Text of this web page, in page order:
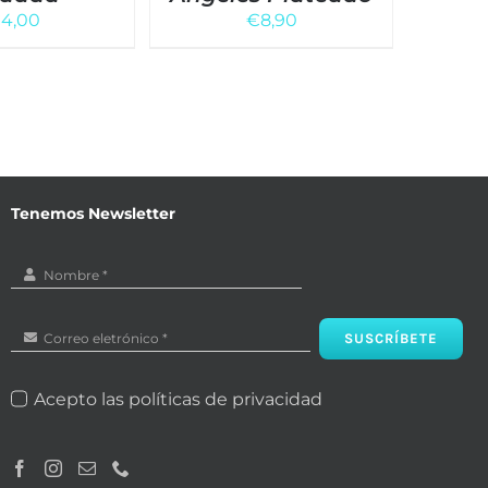
4,00 €8,90
Tenemos Newsletter
SUSCRÍBETE
Acepto las políticas de privacidad